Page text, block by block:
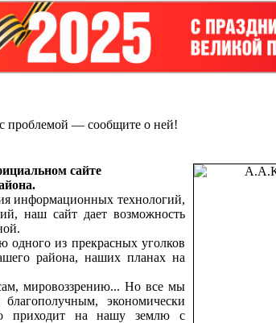
проблемой — сообщите о ней!
сайте
информационных технологий,
наш сайт дает возможность
одного из прекрасных уголков
района, наших планах на
мировоззрению... Но все мы
экономически
приходит на нашу землю с